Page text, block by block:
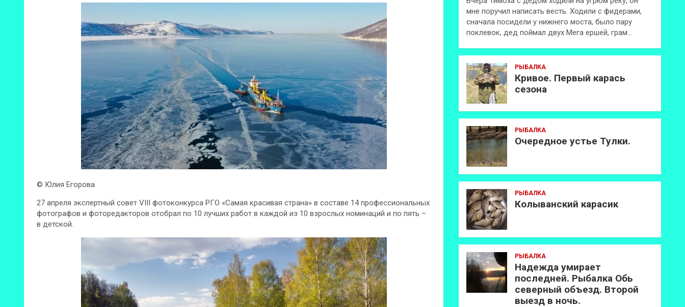
© Юлия Егорова
27 апреля экспертный совет VIII фотоконкурса РГО «Самая красивая страна» в составе 14 профессиональных
фотографов и фоторедакторов отобрал по 10 лучших работ в каждой из 10 взрослых номинаций и по пять –
в детской.
мне поручил написать весть. Ходили с фидерами,
сначала посидели у нижнего моста, было пару
поклевок, дед поймал двух Мега ершей, грам…
РЫБАЛКА
Кривое. Первый карась
сезона
РЫБАЛКА
Очередное устье Тулки.
РЫБАЛКА
Колыванский карасик
РЫБАЛКА
Надежда умирает
последней. Рыбалка Обь
северный объезд. Второй
выезд в ночь.